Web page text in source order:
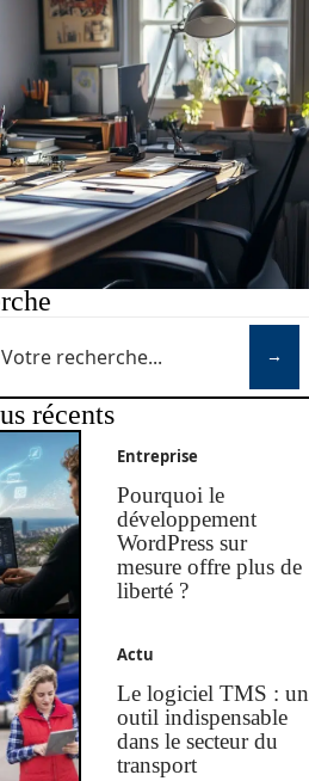
récents
Entreprise
Pourquoi le
développement
WordPress sur
mesure offre plus de
liberté ?
Actu
Le logiciel TMS : un
outil indispensable
dans le secteur du
transport